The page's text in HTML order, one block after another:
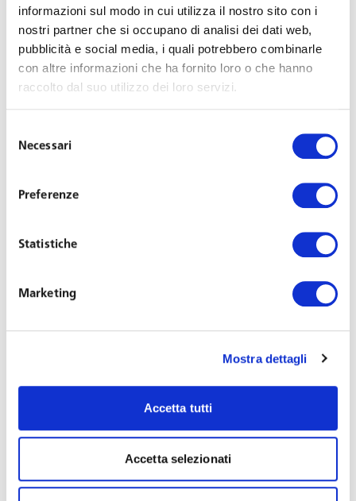
informazioni sul modo in cui utilizza il nostro sito con i
nostri partner che si occupano di analisi dei dati web,
pubblicità e social media, i quali potrebbero combinarle
con altre informazioni che ha fornito loro o che hanno
raccolto dal suo utilizzo dei loro servizi.
delNecessari
Preferenze
Statistiche
Marketing
Mostra dettagli
Accetta tutti
Accetta selezionati
crediti alimentari nella misura autorizzata dal presidente
del tribunale o da un giudice da lui delegato; tali somme
possono essere pignorate nella misura di un quinto per
Analogamente altre pronunzie, alla luce della specialità
l’inapplicabilità dell’art. 36 Cost. e la legittimità della
285/2019).
Sulla compatibilità tra la
carica di amministratore e
il rapporto di lavoro
subordinato
È indispensabile precisare che quanto finora affermato
concerne esclusivamente la figura dell’amministratore